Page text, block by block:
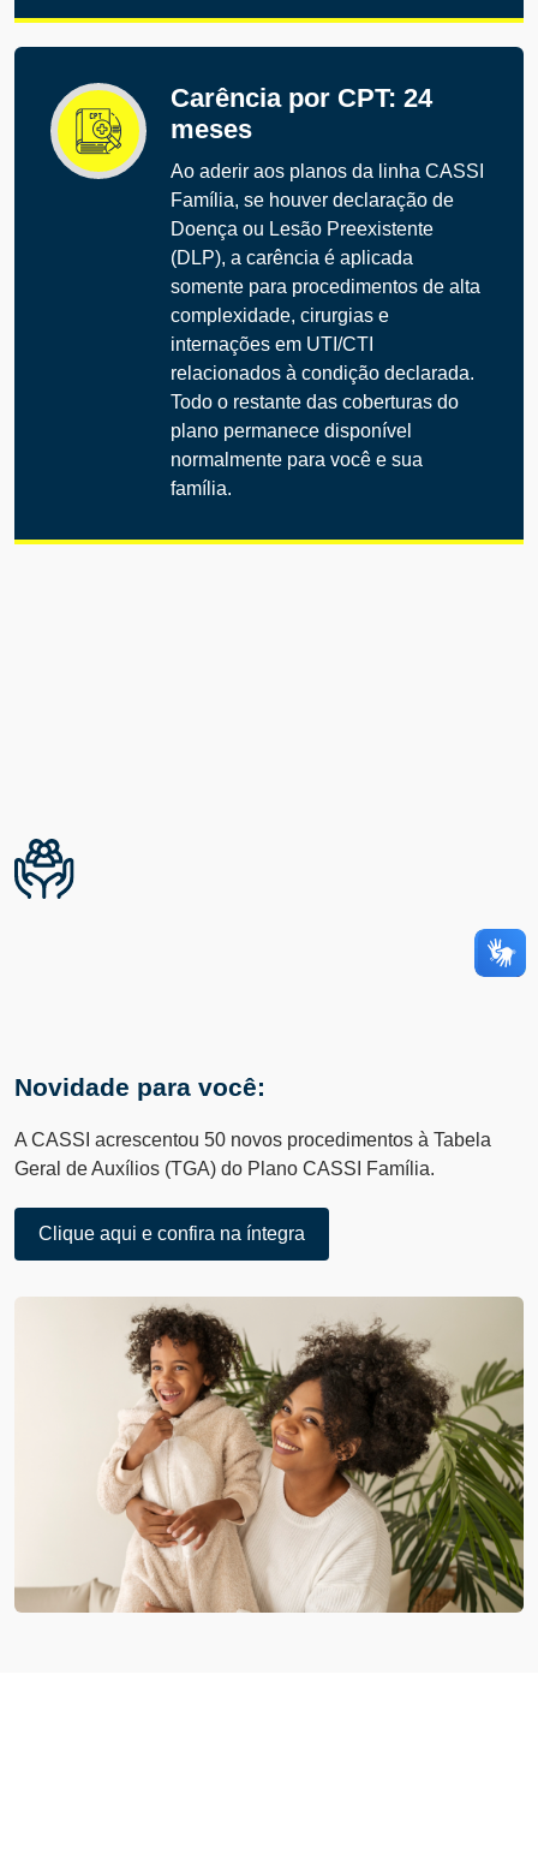
Carência por CPT: 24
meses
Ao aderir aos planos da linha CASSI
Família, se houver declaração de
Doença ou Lesão Preexistente
(DLP), a carência é aplicada
somente para procedimentos de alta
complexidade, cirurgias e
internações em UTI/CTI
relacionados à condição declarada.
Todo o restante das coberturas do
plano permanece disponível
normalmente para você e sua
família.
Novidade para você:
A CASSI acrescentou 50 novos procedimentos à Tabela
Geral de Auxílios (TGA) do Plano CASSI Família.
Clique aqui e confira na íntegra